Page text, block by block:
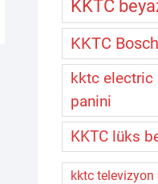
KKTC
KKTC
kktc electric
panini
KKTC lüks
kktc televizyon